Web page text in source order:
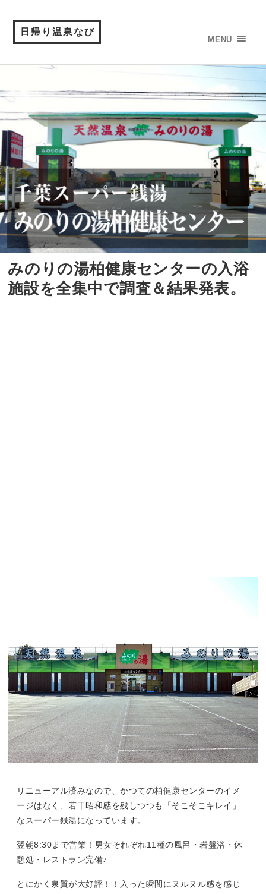
日帰り温泉なび
MENU
みのりの湯柏健康センターの入浴
施設を全集中で調査＆結果発表。
リニューアル済みなので、かつての柏健康センターのイメ
ージはなく、若干昭和感を残しつつも「そこそこキレイ」
なスーパー銭湯になっています。
翌朝8:30まで営業！男女それぞれ11種の風呂・岩盤浴・休
憩処・レストラン完備♪
とにかく泉質が大好評！！入った瞬間にヌルヌル感を感じ